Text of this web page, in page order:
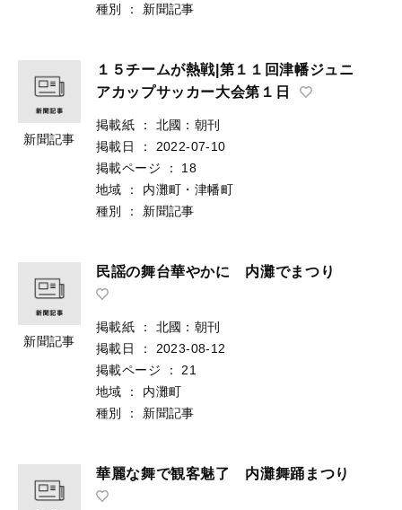
種別
： 新聞記事
新聞記事
１５チームが熱戦|第１１回津幡ジュニ
アカップサッカー大会第１日
掲載紙 ：
北國：朝刊
掲載日
：
2022-07-10
掲載ページ
：
18
地域
：
内灘町・津幡町
種別
： 新聞記事
新聞記事
民謡の舞台華やかに 内灘でまつり
掲載紙 ：
北國：朝刊
掲載日
：
2023-08-12
掲載ページ
：
21
地域
：
内灘町
種別
： 新聞記事
華麗な舞で観客魅了 内灘舞踊まつり